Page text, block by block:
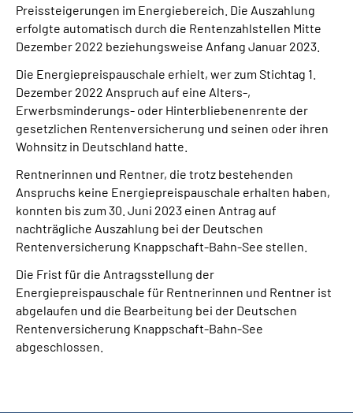
Suche
Inhalte in Gebärdensprache (DGS)
Leichte Sprache
Mein Kundenportal
Preissteigerungen im Energiebereich. Die Auszahlung
erfolgte automatisch durch die Rentenzahlstellen Mitte
Dezember 2022 beziehungsweise Anfang Januar 2023.
Die Energiepreispauschale erhielt, wer zum Stichtag 1.
Dezember 2022 Anspruch auf eine Alters-,
Erwerbsminderungs- oder Hinterbliebenenrente der
gesetzlichen Rentenversicherung und seinen oder ihren
Wohnsitz in Deutschland hatte.
Rentnerinnen und Rentner, die trotz bestehenden
Anspruchs keine Energiepreispauschale erhalten haben,
konnten bis zum 30. Juni 2023 einen Antrag auf
nachträgliche Auszahlung bei der Deutschen
Rentenversicherung Knappschaft-Bahn-See stellen.
Die Frist für die Antragsstellung der
Energiepreispauschale für Rentnerinnen und Rentner ist
abgelaufen und die Bearbeitung bei der Deutschen
Rentenversicherung Knappschaft-Bahn-See
abgeschlossen.